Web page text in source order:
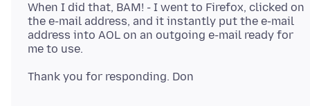
When I did that, BAM! - I went to Firefox, clicked on
the e-mail address, and it instantly put the e-mail
address into AOL on an outgoing e-mail ready for